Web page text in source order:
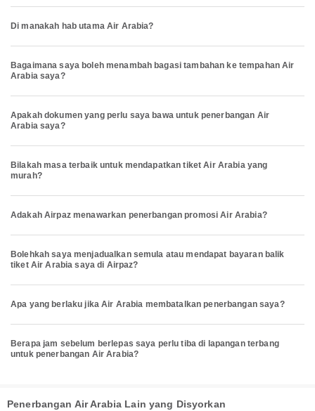
Di manakah hab utama Air Arabia?
Bagaimana saya boleh menambah bagasi tambahan ke tempahan Air
Arabia saya?
Apakah dokumen yang perlu saya bawa untuk penerbangan Air
Arabia saya?
Bilakah masa terbaik untuk mendapatkan tiket Air Arabia yang
murah?
Adakah Airpaz menawarkan penerbangan promosi Air Arabia?
Bolehkah saya menjadualkan semula atau mendapat bayaran balik
tiket Air Arabia saya di Airpaz?
Apa yang berlaku jika Air Arabia membatalkan penerbangan saya?
Berapa jam sebelum berlepas saya perlu tiba di lapangan terbang
untuk penerbangan Air Arabia?
Penerbangan Air Arabia Lain yang Disyorkan